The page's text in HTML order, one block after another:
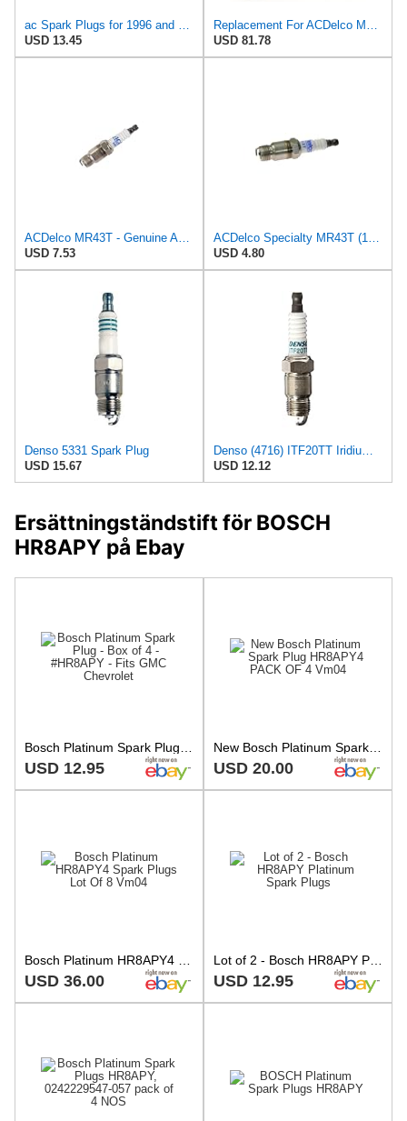
ac Spark Plugs for 1996 and Older Mercruiser and Volvo Penta 5.0 and 5.7 Engines MR43T
USD 13.45
Replacement For ACDelco MR43T Copper Spark Plug - 8 Pack - For Mercruiser 305 350 454 5.0L
USD 81.78
ACDelco MR43T - Genuine ACDelco Marine Spark Plugs (4 pack) 19355200
USD 7.53
ACDelco Specialty MR43T (19157985) Marine Spark Plug (Pack of 1)
USD 4.80
Denso 5331 Spark Plug
USD 15.67
Denso (4716) ITF20TT Iridium TT Spark Plug, (Pack of 1)
USD 12.12
Ersättningständstift för BOSCH
HR8APY på Ebay
USD 12.95 USD 20.00
USD 36.00 USD 12.95